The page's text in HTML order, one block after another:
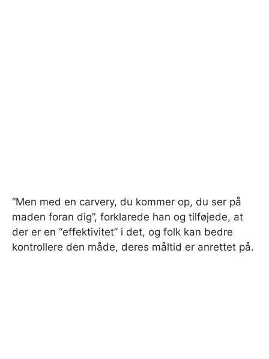
“Men med en carvery, du kommer op, du ser på
maden foran dig”, forklarede han og tilføjede, at
der er en “effektivitet” i det, og folk kan bedre
kontrollere den måde, deres måltid er anrettet på.